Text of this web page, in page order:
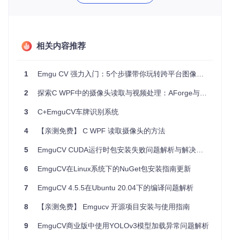
社交媒体 - 在上传图片或视频时自动标记出朋友的脸部。
项目特点
跨平台兼容性- 支持多种操作系统和开发环境，包括Visua
高性能算法- 集成的Haar级联分类器和Eigenfaces算法在
易于集成- 只需更新Config.cs文件即可调整配置，方便快
演示视频- 提供详细的操作视频，助您更好地理解和使用
用Visual Studio构建并运行。无需复杂设置，轻松上手！
该项目不仅是人脸检测和识别的一个优秀实践案例，同时也为
提升自己的技能，还是正在寻找合适的解决方案，Face Dete
相关内容推荐
1 Emgu CV 强力入门：5个步骤带你玩转跨平台图像处理
2 探索C WPF中的摄像头读取与视频处理：AForge与EmguCV的完美结合
3 C+EmguCV车牌识别系统
4 【亲测免费】 C WPF 读取摄像头的方法
5 EmguCV CUDA运行时包安装失败问题解析与解决方案
6 EmguCV在Linux系统下的NuGet包安装指南更新
7 EmguCV 4.5.5在Ubuntu 20.04下的编译问题解析
8 【亲测免费】 Emgucv 开源项目安装与使用指南
9 EmguCV商业版中使用YOLOv3模型加载异常问题解析